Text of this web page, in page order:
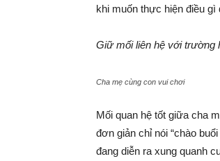
khi muốn thực hiện điều gì
Giữ mối liên hệ với trường
Cha mẹ cùng con vui chơi
Mối quan hệ tốt giữa cha
đơn giản chỉ nói “chào
đang diễn ra xung quanh